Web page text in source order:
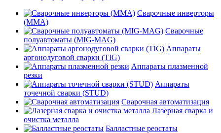
Сварочные инверторы
(MMA)
Сварочные
полуавтоматы (MIG-MAG)
Аппараты
аргонодуговой сварки (TIG)
Аппараты плазменной
резки
Аппараты
точечной сварки (STUD)
Сварочная автоматизация
Лазерная сварка и
очистка металла
Балластные реостаты